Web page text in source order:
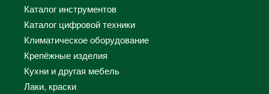
Каталог инструментов
Каталог цифровой техники
Климатическое оборудование
Крепёжные изделия
Кухни и другая мебель
Лаки, краски